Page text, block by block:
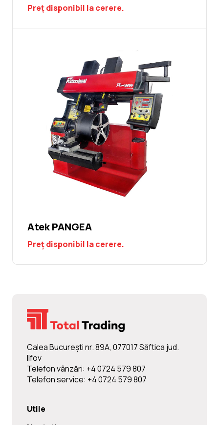
Preț disponibil la cerere.
Atek PANGEA
Preț disponibil la cerere.
Calea Bucureşti nr. 89A, 077017 Săftica jud.
Ilfov
Telefon vânzări: +4 0724 579 807
Telefon service: +4 0724 579 807
Utile